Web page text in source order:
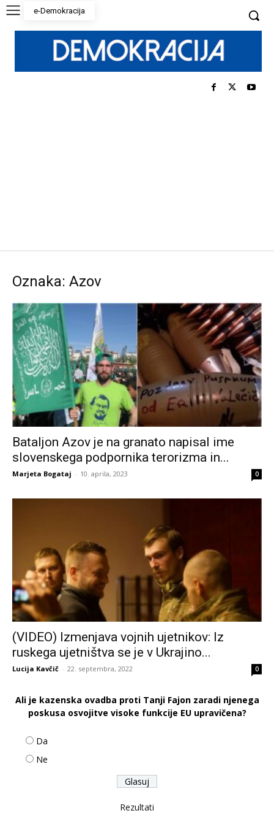
e-Demokracija
Oznaka: Azov
Bataljon Azov je na granato napisal ime
slovenskega podpornika terorizma in...
Marjeta Bogataj - 10. aprila, 2023 0
(VIDEO) Izmenjava vojnih ujetnikov: Iz
ruskega ujetništva se je v Ukrajino...
Lucija Kavčič - 22. septembra, 2022 0
Ali je kazenska ovadba proti Tanji Fajon zaradi njenega
poskusa osvojitve visoke funkcije EU upravičena?
Da
Ne
Rezultati